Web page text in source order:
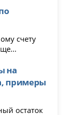
счету
на
примеры
остаток